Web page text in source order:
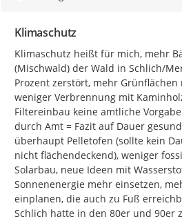
Klimaschutz
Klimaschutz heißt für mich, mehr
(Mischwald) der Wald in Schlich/
Prozent zerstört, mehr
weniger Verbrennung mit
Filtereinbau keine amtliche
durch Amt = Fazit auf Dauer
überhaupt Pelletofen (sollte kein
nicht flächendeckend), weniger
Solarbau, neue Ideen mit
Sonnenenergie mehr einsetzen,
einplanen, die auch zu Fuß
Schlich hatte in den 80er und 90er